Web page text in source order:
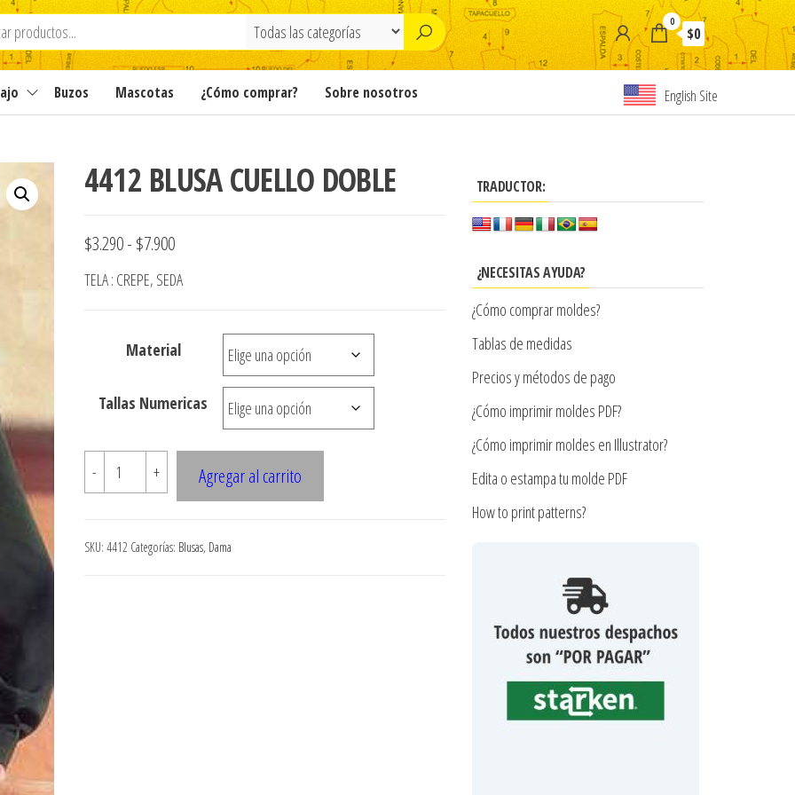
0
$0
Buzos Mascotas ¿Cómo comprar? Sobre nosotros English Site
4412 BLUSA CUELLO DOBLE
$3.290- $7.900Rango
de
$3.290
TELA : CREPE, SEDA
Material
Tallas Numericas
-
4412
BLUSA
DOBLE
cantidad
+ Agregar al carrito
SKU: 4412 Categorías: Blusas, Dama
TRADUCTOR:
¿NECESITAS AYUDA?
¿Cómo comprar moldes?
Tablas de medidas
Precios y métodos de pago
¿Cómo imprimir moldes PDF?
¿Cómo imprimir moldes en Illustrator?
Edita o estampa tu molde PDF
How to print patterns?